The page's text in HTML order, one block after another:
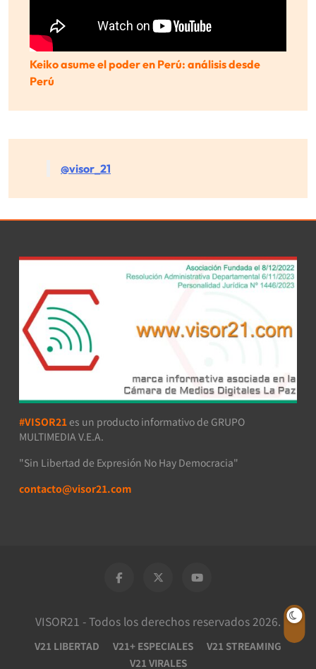
Keiko asume el poder en Perú: análisis desde
Perú
@visor_21
#VISOR21 es un producto informativo de GRUPO
MULTIMEDIA V.E.A.
"Sin Libertad de Expresión No Hay Democracia"
contacto@visor21.com
VISOR21 - Todos los derechos reservados 2026.
V21 LIBERTAD V21+ ESPECIALES
V21 STREAMING
V21 VIRALES